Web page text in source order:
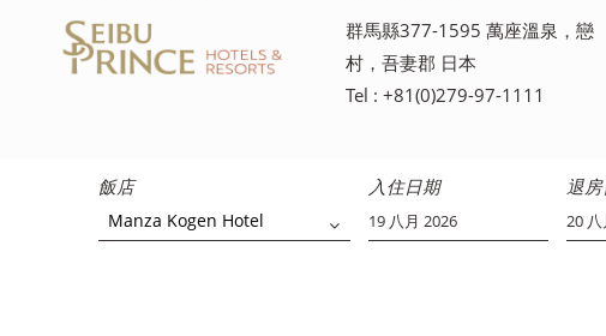
飯店
Manza Kogen Hotel
入住日期 退
群馬縣377-1595 萬座溫泉，戀
村，吾妻郡 日本
Tel : +81(0)279-97-1111